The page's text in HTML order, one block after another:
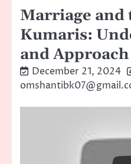
Marriage and
Kumaris:
and Approach
December 21, 2024